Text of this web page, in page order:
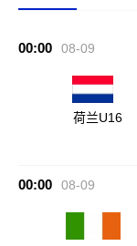
00:00 08-09
荷兰U16
00:00 08-09